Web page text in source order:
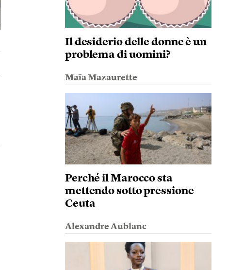
Il desiderio delle donne è un
problema di uomini?
Maïa Mazaurette
Perché il Marocco sta
mettendo sotto pressione
Ceuta
Alexandre Aublanc